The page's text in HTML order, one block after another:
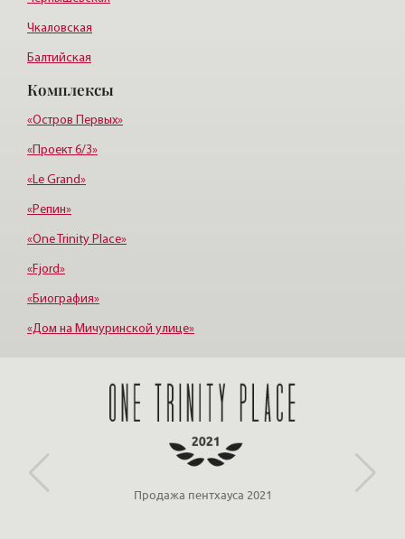
Чкаловская
Балтийская
Старая деревня
Удельная
Комплексы
«Остров Первых»
«Проект 6/3»
«Le Grand»
«Репин»
«One Trinity Place»
«Fjord»
«Биография»
«Дом на Мичуринской улице»
Партнёр ООО «ЛСР»